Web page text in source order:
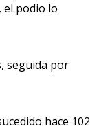
el podio lo
seguida por
hace 102